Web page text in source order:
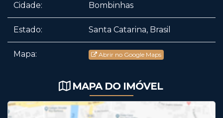
Cidade: Bombinhas
Estado: Santa Catarina, Brasil
Mapa: Abrir no Google Maps
MAPA DO IMÓVEL